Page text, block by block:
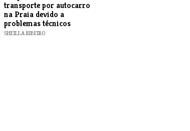
transporte por autocarro
na Praia devido a
problemas técnicos
SHEILLA RIBEIRO